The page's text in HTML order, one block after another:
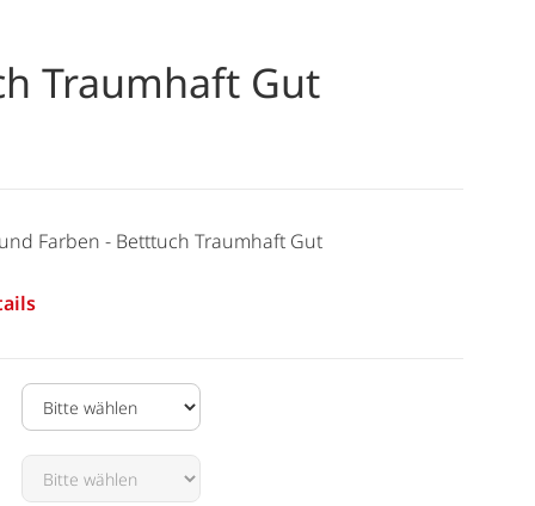
Traumhaft Gut
Farben - Betttuch Traumhaft Gut